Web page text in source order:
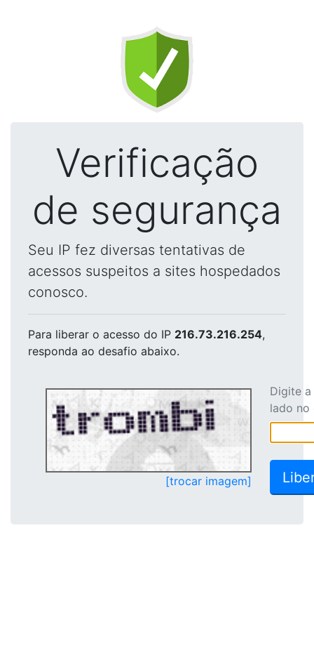
Verificação
de segurança
Seu IP fez diversas tentativas de
acessos suspeitos a sites hospedados
conosco.
Para liberar o acesso do IP 216.73.216.254,
responda ao desafio abaixo.
[trocar imagem]
Digite
lado no